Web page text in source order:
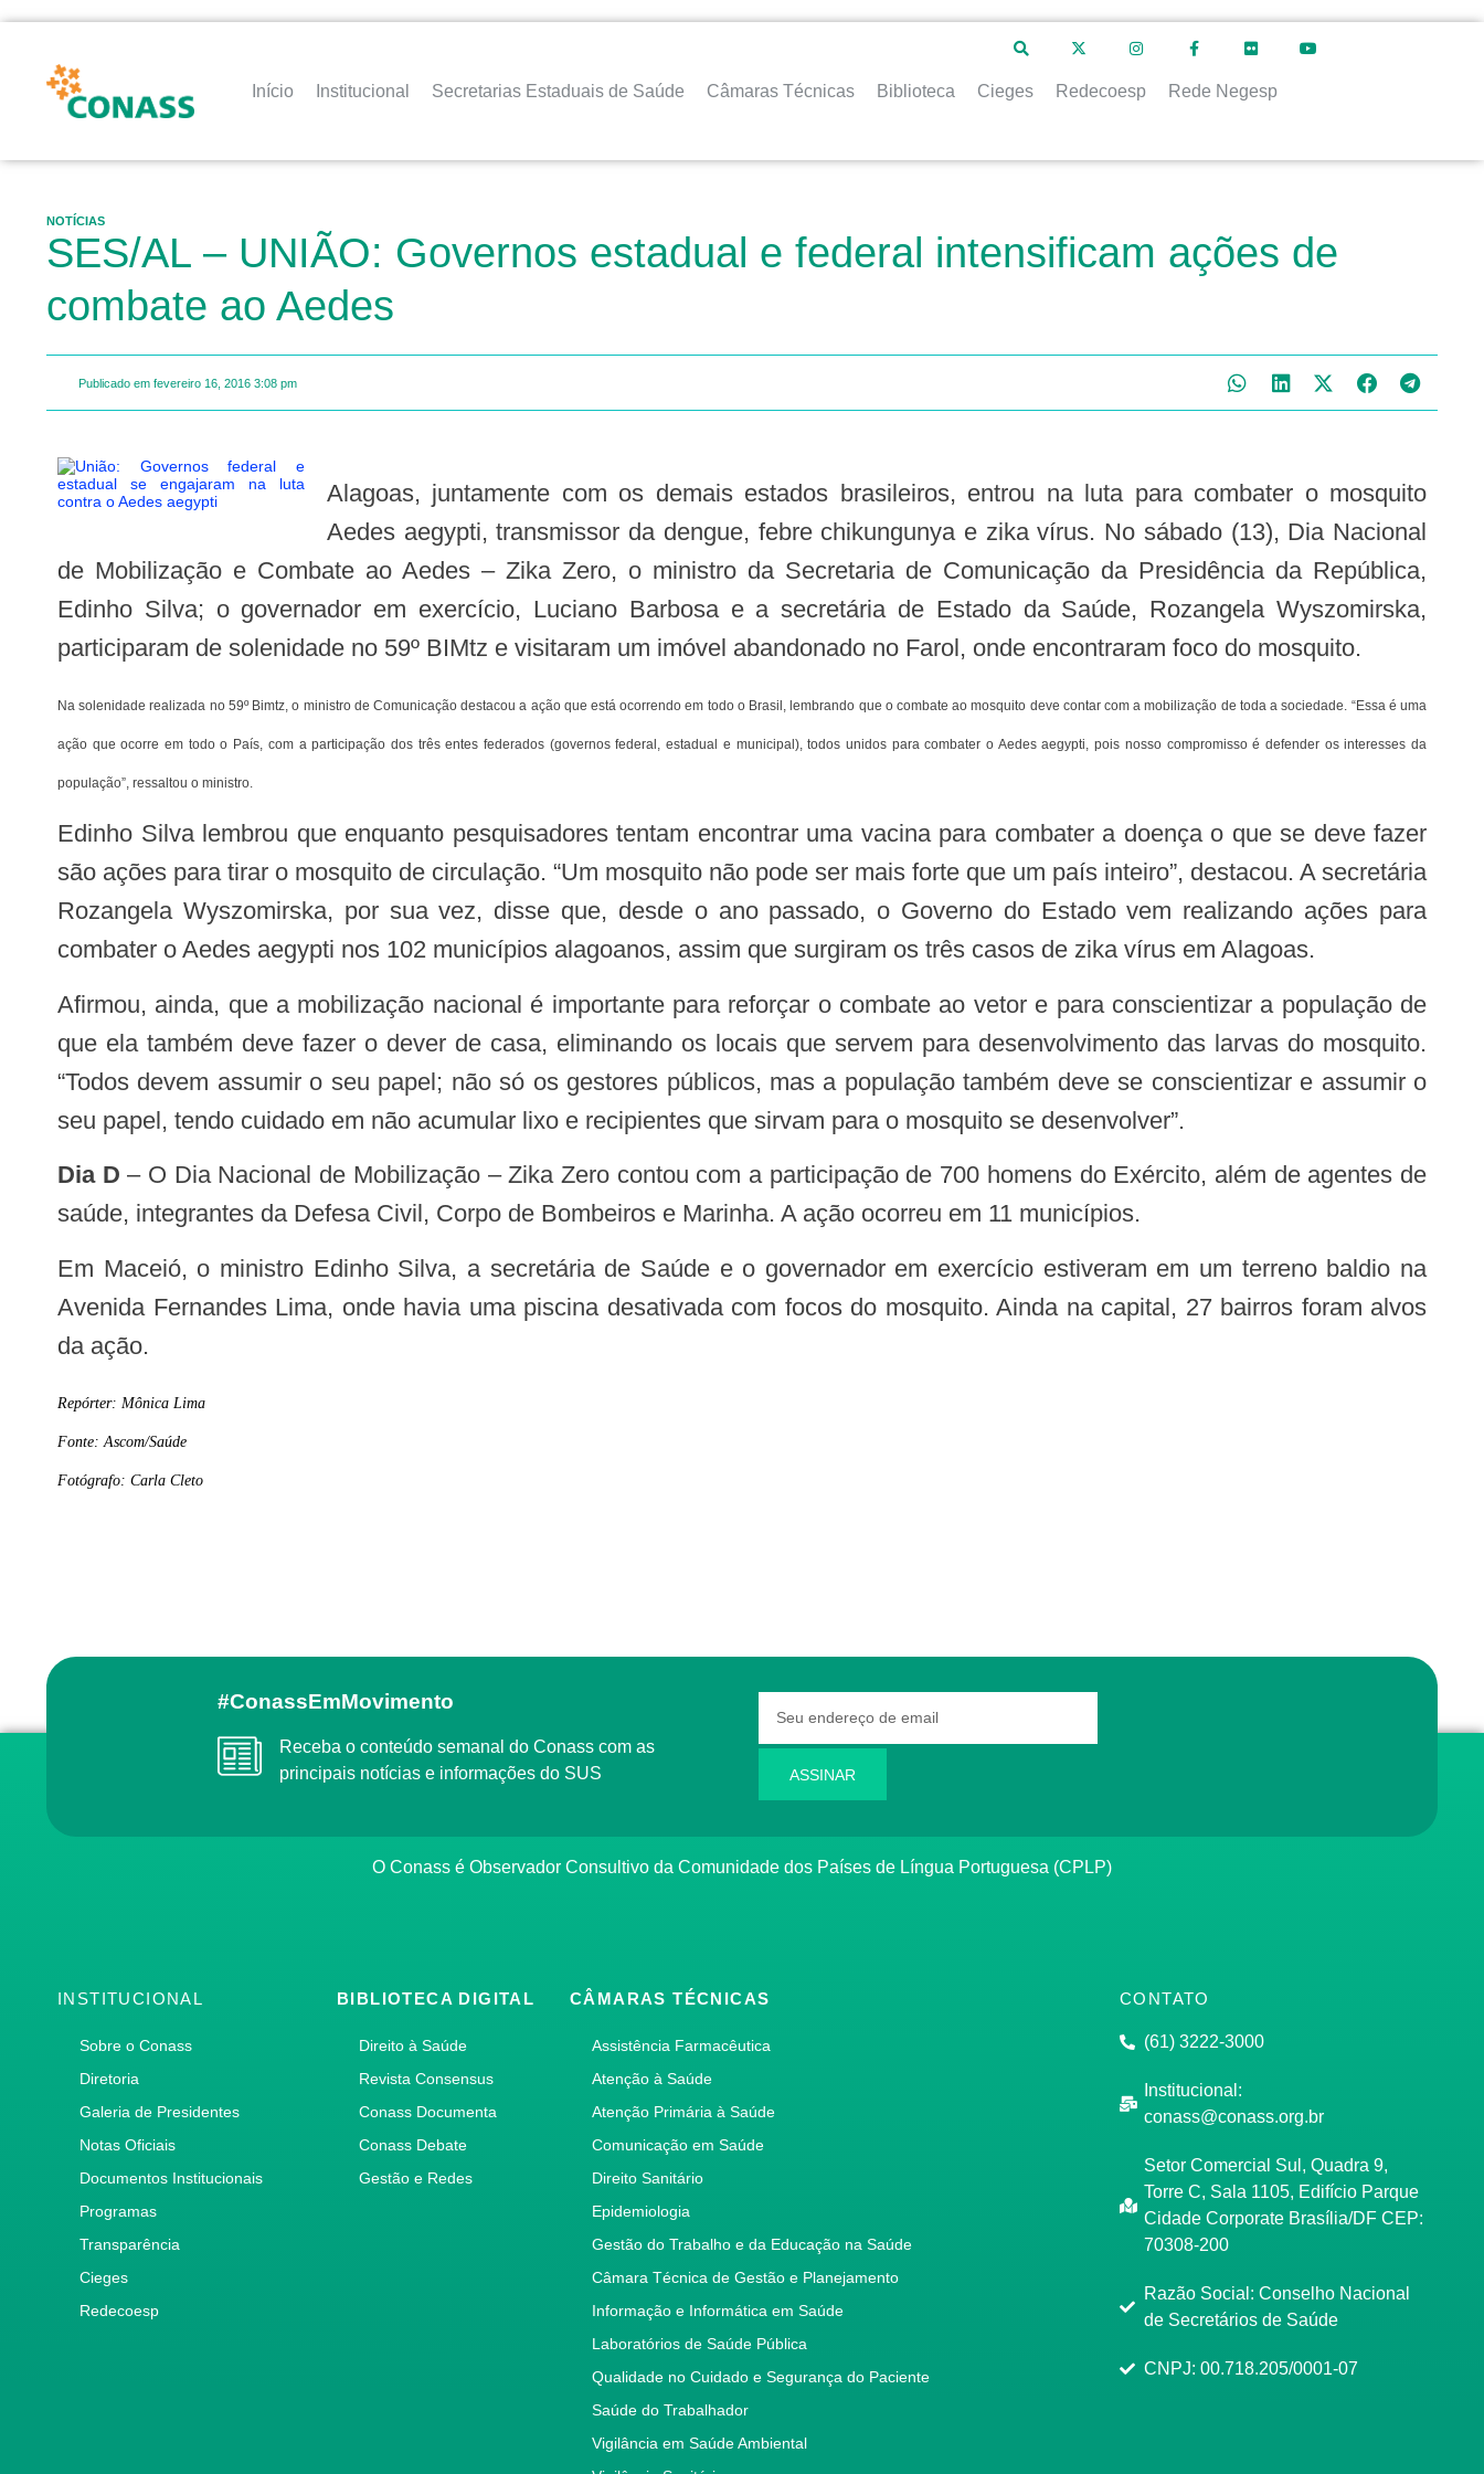
Início Institucional Secretarias Estaduais de Saúde Câmaras Técnicas Biblioteca Cieges Redecoesp Rede Negesp
NOTÍCIAS
SES/AL – UNIÃO: Governos estadual e federal intensificam ações de
combate ao Aedes
Publicado em fevereiro 16, 2016 3:08 pm
Alagoas, juntamente com os demais estados brasileiros, entrou na luta para combater o mosquito
Aedes aegypti, transmissor da dengue, febre chikungunya e zika vírus. No sábado (13), Dia Nacional
de Mobilização e Combate ao Aedes – Zika Zero, o ministro da Secretaria de Comunicação da Presidência da República,
Edinho Silva; o governador em exercício, Luciano Barbosa e a secretária de Estado da Saúde, Rozangela Wyszomirska,
participaram de solenidade no 59º BIMtz e visitaram um imóvel abandonado no Farol, onde encontraram foco do mosquito.
Na solenidade realizada no 59º Bimtz, o ministro de Comunicação destacou a ação que está ocorrendo em todo o Brasil, lembrando que o combate ao mosquito deve contar com a mobilização de toda a sociedade. “Essa é uma
ação que ocorre em todo o País, com a participação dos três entes federados (governos federal, estadual e municipal), todos unidos para combater o Aedes aegypti, pois nosso compromisso é defender os interesses da
população”, ressaltou o ministro.
Edinho Silva lembrou que enquanto pesquisadores tentam encontrar uma vacina para combater a doença o que se deve fazer
são ações para tirar o mosquito de circulação. “Um mosquito não pode ser mais forte que um país inteiro”, destacou. A secretária
Rozangela Wyszomirska, por sua vez, disse que, desde o ano passado, o Governo do Estado vem realizando ações para
combater o Aedes aegypti nos 102 municípios alagoanos, assim que surgiram os três casos de zika vírus em Alagoas.
Afirmou, ainda, que a mobilização nacional é importante para reforçar o combate ao vetor e para conscientizar a população de
que ela também deve fazer o dever de casa, eliminando os locais que servem para desenvolvimento das larvas do mosquito.
“Todos devem assumir o seu papel; não só os gestores públicos, mas a população também deve se conscientizar e assumir o
seu papel, tendo cuidado em não acumular lixo e recipientes que sirvam para o mosquito se desenvolver”.
Dia D – O Dia Nacional de Mobilização – Zika Zero contou com a participação de 700 homens do Exército, além de agentes de
saúde, integrantes da Defesa Civil, Corpo de Bombeiros e Marinha. A ação ocorreu em 11 municípios.
Em Maceió, o ministro Edinho Silva, a secretária de Saúde e o governador em exercício estiveram em um terreno baldio na
Avenida Fernandes Lima, onde havia uma piscina desativada com focos do mosquito. Ainda na capital, 27 bairros foram alvos
da ação.
Repórter: Mônica Lima
Fonte: Ascom/Saúde
Fotógrafo: Carla Cleto
#ConassEmMovimento
Receba o conteúdo semanal do Conass com as
principais notícias e informações do SUS
ASSINAR
O Conass é Observador Consultivo da Comunidade dos Países de Língua Portuguesa (CPLP)
INSTITUCIONAL
Sobre o Conass
Diretoria
Galeria de Presidentes
Notas Oficiais
Documentos Institucionais
Programas
Transparência
Cieges
Redecoesp
BIBLIOTECA DIGITAL
Direito à Saúde
Revista Consensus
Conass Documenta
Conass Debate
Gestão e Redes
CÂMARAS TÉCNICAS
Assistência Farmacêutica
Atenção à Saúde
Atenção Primária à Saúde
Comunicação em Saúde
Direito Sanitário
Epidemiologia
Gestão do Trabalho e da Educação na Saúde
Câmara Técnica de Gestão e Planejamento
Informação e Informática em Saúde
Laboratórios de Saúde Pública
Qualidade no Cuidado e Segurança do Paciente
Saúde do Trabalhador
Vigilância em Saúde Ambiental
CONTATO
(61) 3222-3000
Institucional:
conass@conass.org.br
Setor Comercial Sul, Quadra 9,
Torre C, Sala 1105, Edifício Parque
Cidade Corporate Brasília/DF CEP:
70308-200
Razão Social: Conselho Nacional
de Secretários de Saúde
CNPJ: 00.718.205/0001-07